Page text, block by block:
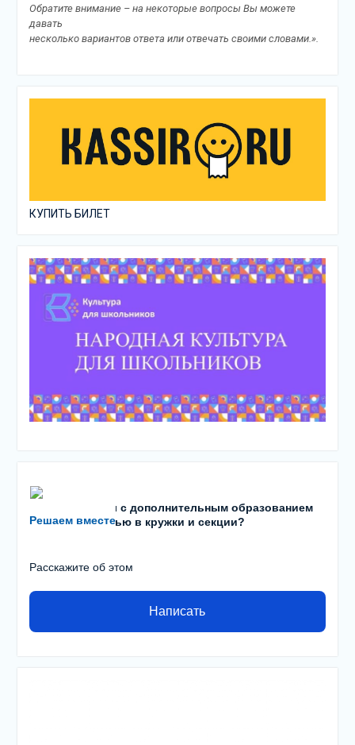
Обратите внимание – на некоторые вопросы Вы можете
давать
несколько вариантов ответа или отвечать своими словами.».
КУПИТЬ БИЛЕТ
Решаем вместе
Есть проблемы с дополнительным образованием
детей? С записью в кружки и секции?
Расскажите об этом
Написать